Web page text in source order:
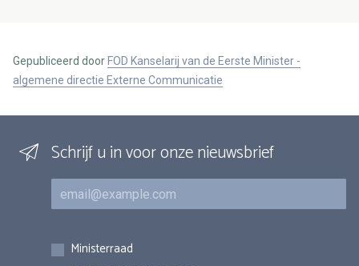
Gepubliceerd door FOD Kanselarij van de Eerste Minister -
algemene directie Externe Communicatie
Schrijf u in voor onze nieuwsbrief
E-mail
Inschrijvingen
Ministerraad